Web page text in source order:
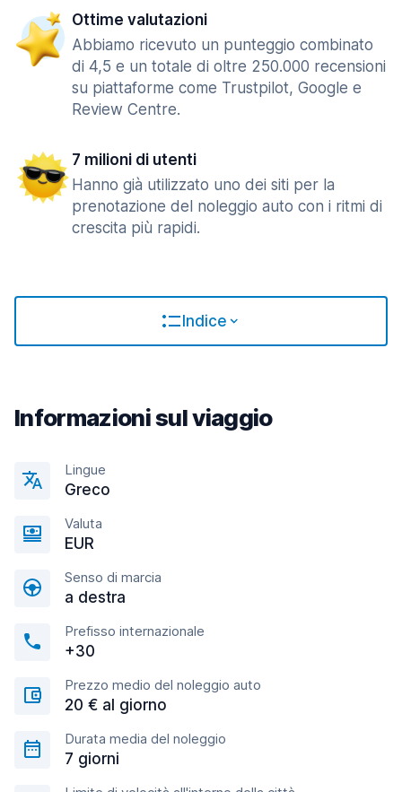
Ottime valutazioni
Abbiamo ricevuto un punteggio combinato
di 4,5 e un totale di oltre 250.000 recensioni
su piattaforme come Trustpilot, Google e
Review Centre.
7 milioni di utenti
Hanno già utilizzato uno dei siti per la
prenotazione del noleggio auto con i ritmi di
crescita più rapidi.
Indice
Informazioni sul viaggio
Lingue
Greco
Valuta
EUR
Senso di marcia
a destra
Prefisso internazionale
+30
Prezzo medio del noleggio auto
20 € al giorno
Durata media del noleggio
7 giorni